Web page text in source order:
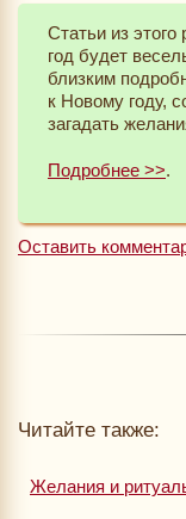
Статьи из
год будет
близким
к Новому году,
загадать
Подробнее >>.
Оставить
Читайте также:
Желания и